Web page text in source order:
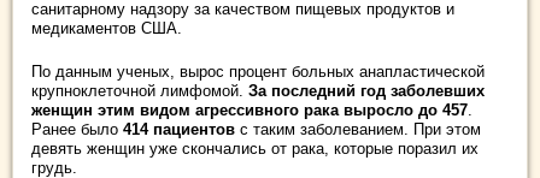
санитарному надзору за качеством пищевых продуктов и
медикаментов США.
По данным ученых, вырос процент больных анапластической
крупноклеточной лимфомой. За последний год заболевших
женщин этим видом агрессивного рака выросло до 457.
Ранее было 414 пациентов с таким заболеванием. При этом
девять женщин уже скончались от рака, которые поразил их
грудь.